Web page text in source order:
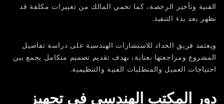
الفنية وتأخير الرخصة، كما تحمي المالك من تغييرات مكلفة قد
تظهر بعد بدء التنفيذ.
ويعتمد فريق الحداد للاستشارات الهندسية على دراسة تفاصيل
المشروع ومراجعتها بعناية، بهدف تقديم تصميم متكامل يجمع بين
احتياجات العميل والمتطلبات الفنية والتنظيمية.
دور المكتب الهندسي في تجهيز